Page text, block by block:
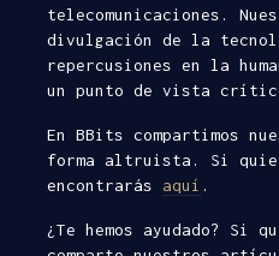
telecomunicaciones.
divulgación de la
repercusiones en la
un punto de vista
En BBits compartimos
forma altruista. Si
encontrarás aquí .
¿Te hemos ayudado? Si